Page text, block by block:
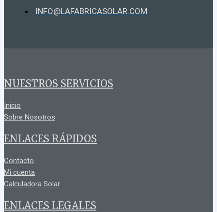
INFO@LAFABRICASOLAR.COM
NUESTROS SERVICIOS
Inicio
Sobre Nosotros
ENLACES RÁPIDOS
Contacto
Mi cuenta
Calculadora Solar
ENLACES LEGALES